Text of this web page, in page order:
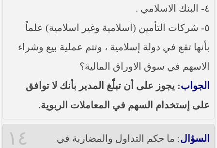
٤- البنك الاسلامي .
٥- شركات التأمين (اسلامية وغير اسلامية) علماً
بأنها تقع في دولة إسلامية ، وتتم عملية بيع وشراء
الاسهم في سوق الاوراق المالية؟
الجواب: يجوز على أن تبلّغ المدير بأنك لا توافق
على إستخدام السهم في المعاملات الربوية.
١٤ السؤال: ما حكم التداول والمضاربة في